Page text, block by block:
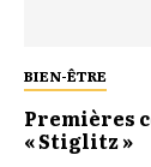
BIEN-ÊTRE
Premières
« Stiglitz »